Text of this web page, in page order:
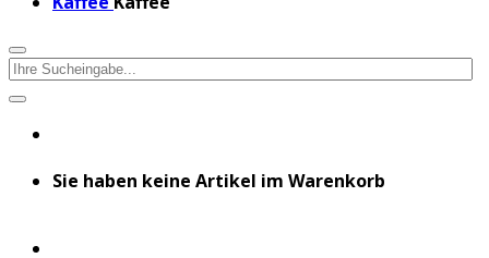
Sie haben keine Artikel im Warenkorb